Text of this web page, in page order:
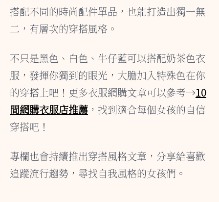
搭配不同的時尚配件單品，也能打造出獨一無
二，有層次的穿搭風格。
不只是黑色、白色、牛仔藍可以搭配奶茶色衣
服，發揮你獨到的眼光，大膽加入特殊色在你
的穿搭上吧！更多衣服網購文章可以參考→10
間網購衣服店推薦 ，找到適合每個女孩的自信
穿搭吧！
專欄也會持續推出穿搭風格文章，分享給喜歡
追蹤流行趨勢，尋找自我風格的女孩們。